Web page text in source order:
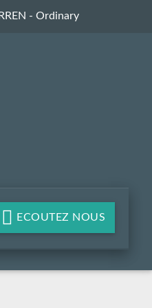
- Ordinary
ECOUTEZ NOUS